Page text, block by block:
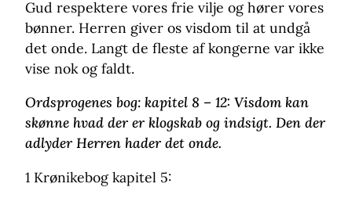
Gud respektere vores frie vilje og hører vores
bønner. Herren giver os visdom til at undgå
det onde. Langt de fleste af kongerne var ikke
vise nok og faldt.
Ordsprogenes bog: kapitel 8 – 12: Visdom kan
skønne hvad der er klogskab og indsigt. Den der
adlyder Herren hader det onde.
1 Krønikebog kapitel 5: